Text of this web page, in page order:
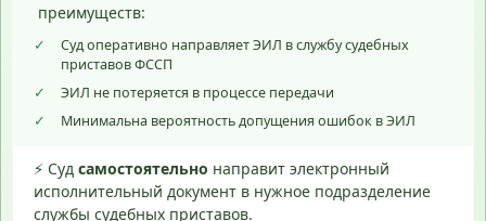
преимуществ:
✓
Суд оперативно направляет ЭИЛ в службу судебных
приставов ФССП
✓
ЭИЛ не потеряется в процессе передачи
✓
Минимальна вероятность допущения ошибок в ЭИЛ
⚡ Суд самостоятельно направит электронный
исполнительный документ в нужное подразделение
службы судебных приставов.